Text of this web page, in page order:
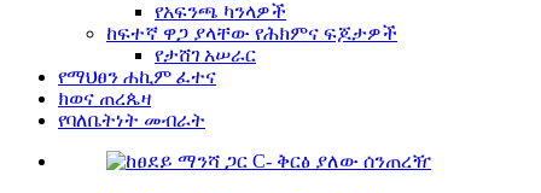
የአፍንጫ ካንላዎች
ከፍተኛ ዋጋ ያላቸው የሕክምና ፍጆታዎች
የታሸገ አሠራር
የማህፀን ሐኪም ፈተና
ክወና ጠረጴዛ
የባለቤትነት መብራት